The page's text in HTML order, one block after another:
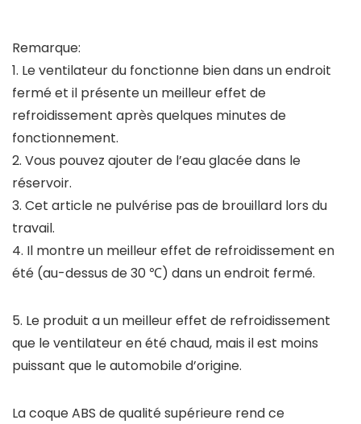
Remarque:
1. Le ventilateur du fonctionne bien dans un endroit
fermé et il présente un meilleur effet de
refroidissement après quelques minutes de
fonctionnement.
2. Vous pouvez ajouter de l’eau glacée dans le
réservoir.
3. Cet article ne pulvérise pas de brouillard lors du
travail.
4. Il montre un meilleur effet de refroidissement en
été (au-dessus de 30 ℃) dans un endroit fermé.
5. Le produit a un meilleur effet de refroidissement
que le ventilateur en été chaud, mais il est moins
puissant que le automobile d’origine.
La coque ABS de qualité supérieure rend ce